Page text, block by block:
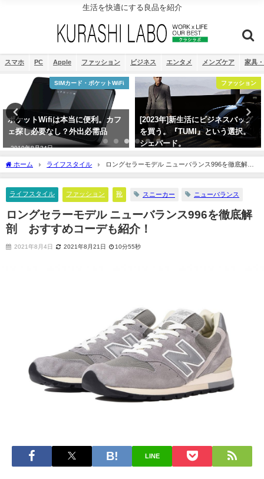
生活を快適にする良品を紹介
スマホ PC Apple ファッション ビジネス エンタメ メンズケア 家具
ファッション
[2023年]新生活にビジネスバッグ
を買う。『TUMI』という選択。
シェパード。
便利グッズ
【最新】車載ホルダーワイヤレス
充電器おすすめランキング！Qi自
動開閉式
ホーム ライフスタイル
ロングセラーモデル ニューバランス996を徹底解
剖 おすすめコーデも紹介！
ライフスタイル ファッション 靴 スニーカー ニューバランス
ロングセラーモデル ニューバランス996を徹底解
剖 おすすめコーデも紹介！
2021年8月4日 2021年8月21日 10分55秒
LINE